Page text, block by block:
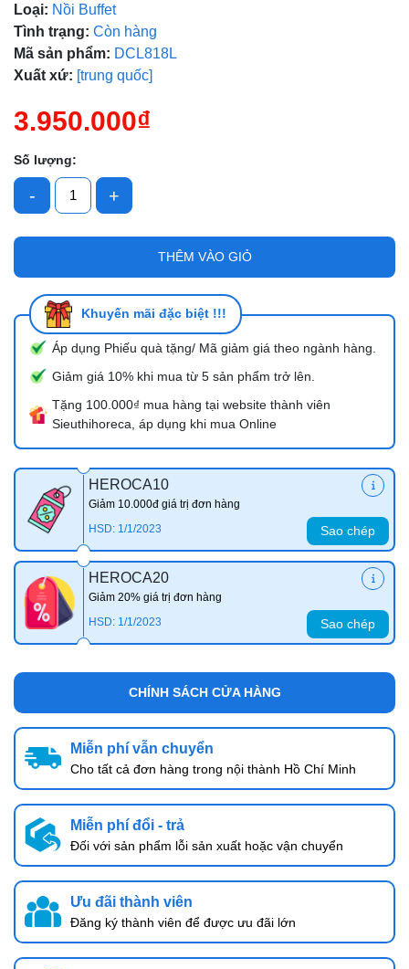
Loại: Nồi Buffet
Tình trạng: Còn hàng
Mã sản phẩm: DCL818L
Xuất xứ: [trung quốc]
3.950.000₫
Số lượng:
- +
THÊM VÀO GIỎ
Khuyến mãi đặc biệt !!!
Áp dụng Phiếu quà tặng/ Mã giảm giá theo ngành hàng.
Giảm giá 10% khi mua từ 5 sản phẩm trở lên.
Tặng 100.000₫ mua hàng tại website thành viên
Sieuthihoreca, áp dụng khi mua Online
HEROCA10
Giảm 10.000đ giá trị đơn hàng
HSD: 1/1/2023
Sao chép
HEROCA20
Giảm 20% giá trị đơn hàng
HSD: 1/1/2023
Sao chép
CHÍNH SÁCH CỬA HÀNG
Miễn phí vẫn chuyển
Cho tất cả đơn hàng trong nội thành Hồ Chí Minh
Miễn phí đổi - trả
Đối với sản phẩm lỗi sản xuất hoặc vận chuyển
Ưu đãi thành viên
Đăng ký thành viên để được ưu đãi lớn